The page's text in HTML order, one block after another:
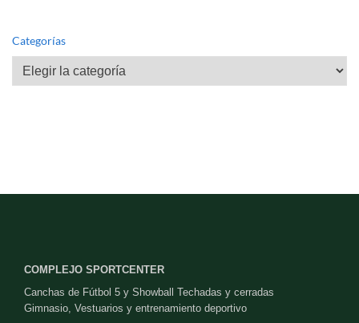
Categorías
Categorías
COMPLEJO SPORTCENTER
Canchas de Fútbol 5 y Showball Techadas y cerradas
Gimnasio, Vestuarios y entrenamiento deportivo